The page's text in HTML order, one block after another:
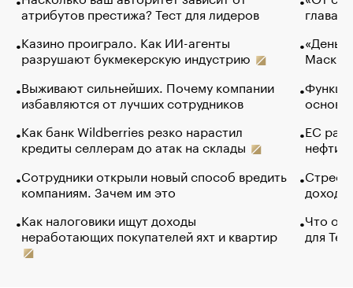
атрибутов престижа? Тест для лидеров
Казино проиграло. Как ИИ-агенты
разрушают букмекерскую индустрию
Выживают сильнейших. Почему компании
избавляются от лучших сотрудников
Как банк Wildberries резко нарастил
кредиты селлерам до атак на склады
Сотрудники открыли новый способ вредить
компаниям. Зачем им это
Как налоговики ищут доходы
неработающих покупателей яхт и квартир
глава
Маск в
основ
ЕС
нефти
Что
для